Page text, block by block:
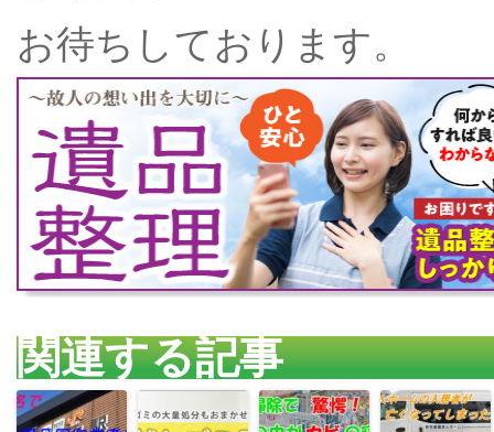
お待ちしております。
関連する記事